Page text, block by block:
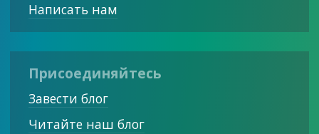
Написать нам
Присоединяйтесь
Завести блог
Читайте наш блог